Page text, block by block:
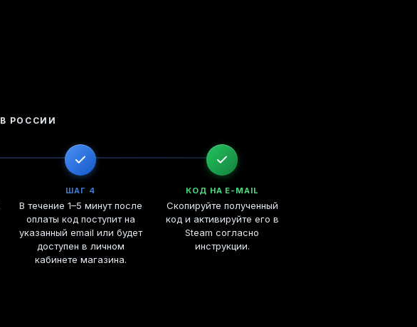
В РОССИИ
ШАГ 4
В течение 1–5 минут после
оплаты код поступит на
указанный email или будет
доступен в личном
кабинете магазина.
КОД НА E-MAIL
Скопируйте полученный
код и активируйте его в
Steam согласно
инструкции.